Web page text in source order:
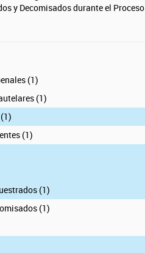
y Decomisados durante el Proceso
(1)
(1)
(1)
(1)
(1)